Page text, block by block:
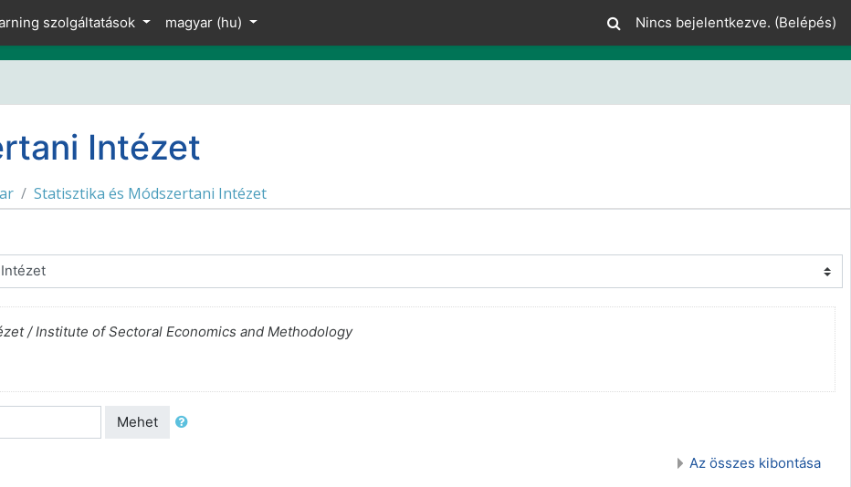
szolgáltatások magyar ‎(hu)‎ Nincs bejelentkezve. (Belépés)
Intézet
Statisztika és Módszertani Intézet
/ Institute of Sectoral Economics and Methodology
Mehet
Az összes kibontása